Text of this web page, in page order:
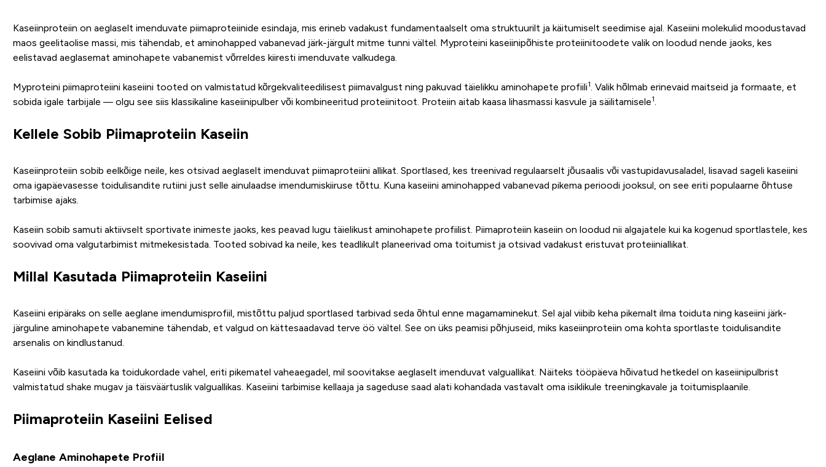
Kaseiinproteiin on aeglaselt imenduvate piimaproteiinide esindaja, mis erineb vadakust fundamentaalselt oma struktuurilt ja käitumiselt seedimise ajal. Kaseiini molekulid moodustavad
maos geelitaolise massi, mis tähendab, et aminohapped vabanevad järk-järgult mitme tunni vältel. Myproteini kaseiinipõhiste proteiinitoodete valik on loodud nende jaoks, kes
eelistavad aeglasemat aminohapete vabanemist võrreldes kiiresti imenduvate valkudega.
Myproteini piimaproteiini kaseiini tooted on valmistatud kõrgekvaliteedilisest piimavalgust ning pakuvad täielikku aminohapete profiili1 . Valik hõlmab erinevaid maitseid ja formaate, et
sobida igale tarbijale — olgu see siis klassikaline kaseiinipulber või kombineeritud proteiinitoot. Proteiin aitab kaasa lihasmassi kasvule ja säilitamisele1
Kellele Sobib Piimaproteiin Kaseiin
Kaseiinproteiin sobib eelkõige neile, kes otsivad aeglaselt imenduvat piimaproteiini allikat. Sportlased, kes treenivad regulaarselt jõusaalis või vastupidavusaladel, lisavad sageli kaseiini
oma igapäevasesse toidulisandite rutiini just selle ainulaadse imendumiskiiruse tõttu. Kuna kaseiini aminohapped vabanevad pikema perioodi jooksul, on see eriti populaarne õhtuse
tarbimise ajaks.
Kaseiin sobib samuti aktiivselt sportivate inimeste jaoks, kes peavad lugu täielikust aminohapete profiilist. Piimaproteiin kaseiin on loodud nii algajatele kui ka kogenud sportlastele, kes
soovivad oma valgutarbimist mitmekesistada. Tooted sobivad ka neile, kes teadlikult planeerivad oma toitumist ja otsivad vadakust eristuvat proteiiniallikat.
Millal Kasutada Piimaproteiin Kaseiini
Kaseiini eripäraks on selle aeglane imendumisprofiil, mistõttu paljud sportlased tarbivad seda õhtul enne magamaminekut. Sel ajal viibib keha pikemalt ilma toiduta ning kaseiini järk-
järguline aminohapete vabanemine tähendab, et valgud on kättesaadavad terve öö vältel. See on üks peamisi põhjuseid, miks kaseiinproteiin oma kohta sportlaste toidulisandite
arsenalis on kindlustanud.
Kaseiini võib kasutada ka toidukordade vahel, eriti pikematel vaheaegadel, mil soovitakse aeglaselt imenduvat valguallikat. Näiteks tööpäeva hõivatud hetkedel on kaseiinipulbrist
valmistatud shake mugav ja täisväärtuslik valguallikas. Kaseiini tarbimise kellaaja ja sageduse saad alati kohandada vastavalt oma isiklikule treeningkavale ja toitumisplaanile.
Piimaproteiin Kaseiini Eelised
Aeglane Aminohapete Profiil